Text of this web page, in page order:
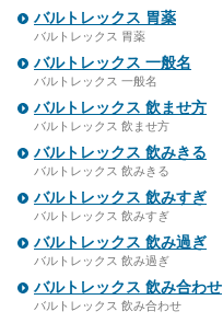
バルトレックス 胃薬
バルトレックス 胃薬
バルトレックス 一般名
バルトレックス 一般名
バルトレックス 飲ませ方
バルトレックス 飲ませ方
バルトレックス 飲みきる
バルトレックス 飲みきる
バルトレックス 飲みすぎ
バルトレックス 飲みすぎ
バルトレックス 飲み過ぎ
バルトレックス 飲み過ぎ
バルトレックス 飲み合わせ
バルトレックス 飲み合わせ